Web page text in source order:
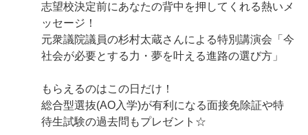
志望校決定前にあなたの背中を押してくれる熱いメ
ッセージ！
元衆議院議員の杉村太蔵さんによる特別講演会「今
社会が必要とする力・夢を叶える進路の選び方」
もらえるのはこの日だけ！
総合型選抜(AO入学)が有利になる面接免除証や特
待生試験の過去問もプレゼント☆